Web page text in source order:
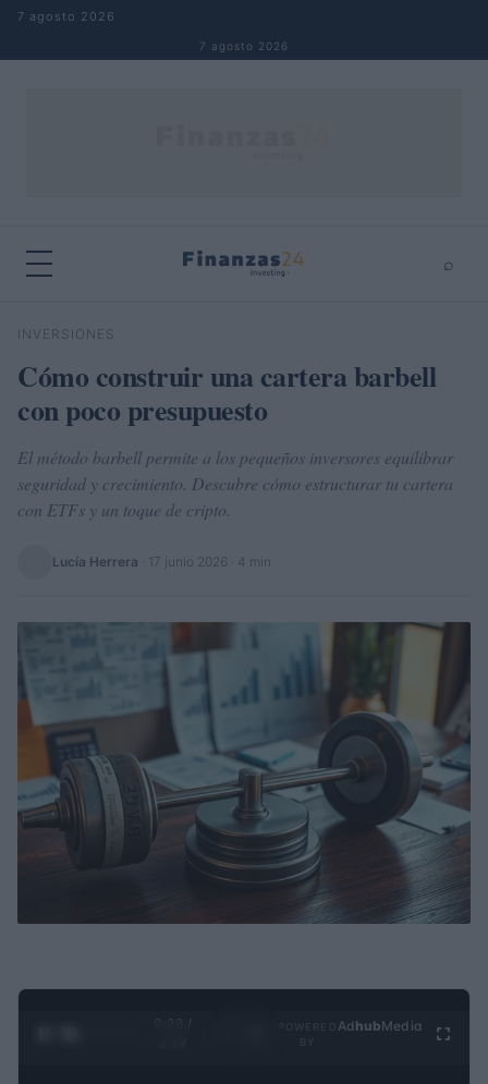
Saltar al contenido
7 agosto 2026
7 agosto 2026
⌕
Buscar
INVERSIONES
Cómo construir una cartera barbell
con poco presupuesto
El método barbell permite a los pequeños inversores equilibrar
seguridad y crecimiento. Descubre cómo estructurar tu cartera
con ETFs y un toque de cripto.
Lucía Herrera 17 junio 2026 · 4 min
0:29 /
Ad hubMedia